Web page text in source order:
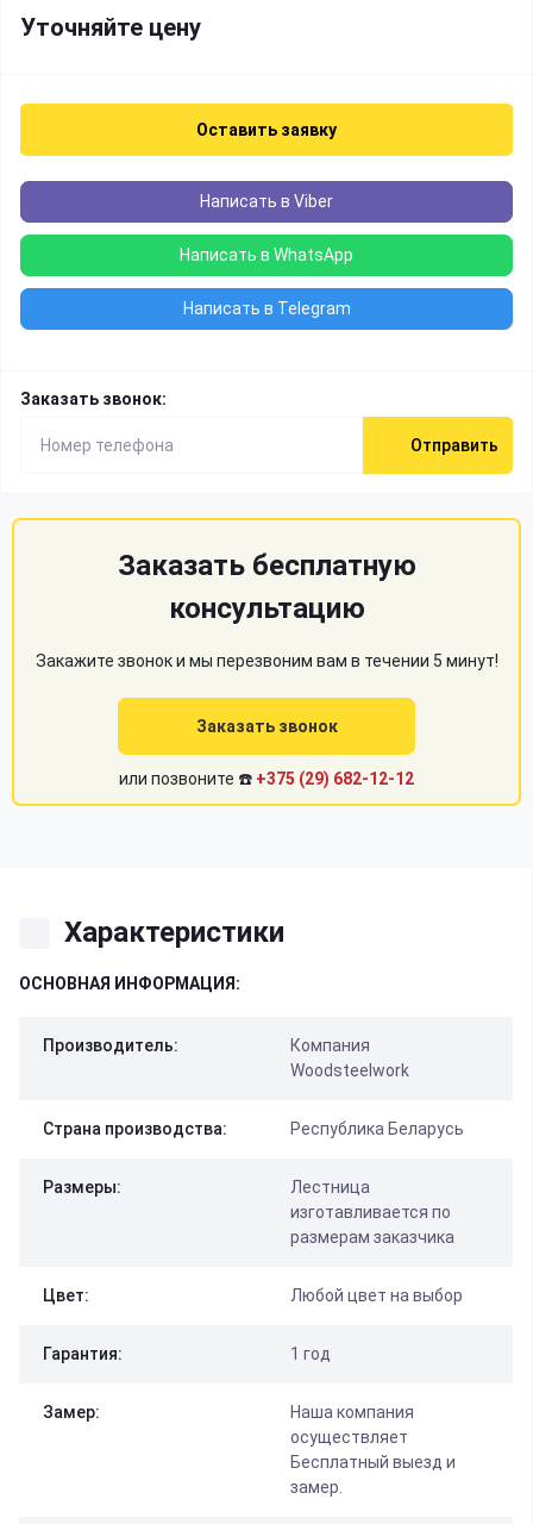
Уточняйте цену
Оставить заявку
Написать в Viber
Написать в WhatsApp
Написать в Telegram
Заказать звонок:
Отправить
Заказать бесплатную
консультацию
Закажите звонок и мы перезвоним вам в течении 5 минут!
Заказать звонок
или позвоните ☎️ +375 (29) 682-12-12
Характеристики
ОСНОВНАЯ ИНФОРМАЦИЯ:
Производитель:
Компания
Woodsteelwork
Страна производства: Республика Беларусь
Размеры:
Лестница
изготавливается по
размерам заказчика
Цвет: Любой цвет на выбор
Гарантия: 1 год
Замер:
Наша компания
осуществляет
Бесплатный выезд и
замер.